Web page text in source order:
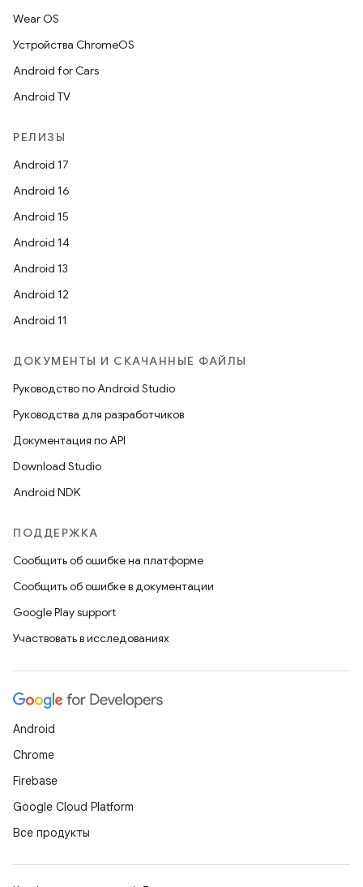
Wear OS
Устройства ChromeOS
Android for Cars
Android TV
РЕЛИЗЫ
Android 17
Android 16
Android 15
Android 14
Android 13
Android 12
Android 11
ДОКУМЕНТЫ И СКАЧАННЫЕ ФАЙЛЫ
Руководство по Android Studio
Руководства для разработчиков
Документация по API
Download Studio
Android NDK
ПОДДЕРЖКА
Сообщить об ошибке на платформе
Сообщить об ошибке в документации
Google Play support
Участвовать в исследованиях
Android
Chrome
Firebase
Google Cloud Platform
Все продукты